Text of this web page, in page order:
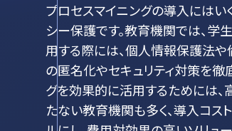
プロセスマイニングの導入にはい
シー保護です。教育機関では、学
用する際には、個人情報保護法や
の匿名化やセキュリティ対策を徹
グを効果的に活用するためには、
たない教育機関も多く、導入コス